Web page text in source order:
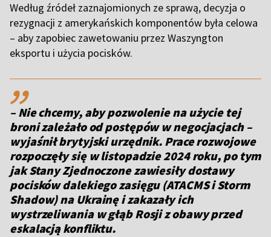
Według źródeł zaznajomionych ze sprawą, decyzja o
rezygnacji z amerykańskich komponentów była celowa
– aby zapobiec zawetowaniu przez Waszyngton
eksportu i użycia pocisków.
,,
– Nie chcemy, aby pozwolenie na użycie tej
broni zależało od postępów w negocjacjach –
wyjaśnił brytyjski urzędnik. Prace rozwojowe
rozpoczęły się w listopadzie 2024 roku, po tym
jak Stany Zjednoczone zawiesiły dostawy
pocisków dalekiego zasięgu (ATACMS i Storm
Shadow) na Ukrainę i zakazały ich
wystrzeliwania w głąb Rosji z obawy przed
eskalacją konfliktu.